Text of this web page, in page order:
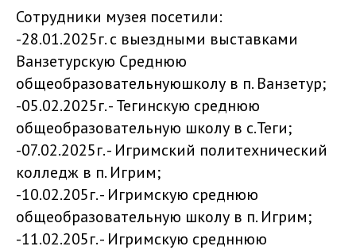
Сотрудники музея посетили:
-28.01.2025г. с выездными выставками
Ванзетурскую Среднюю
общеобразовательнуюшколу в п. Ванзетур;
-05.02.2025г. - Тегинскую среднюю
общеобразовательную школу в с.Теги;
-07.02.2025г. - Игримский политехнический
колледж в п. Игрим;
-10.02.205г. - Игримскую среднюю
общеобразовательную школу в п. Игрим;
-11.02.205г. - Игримскую средннюю